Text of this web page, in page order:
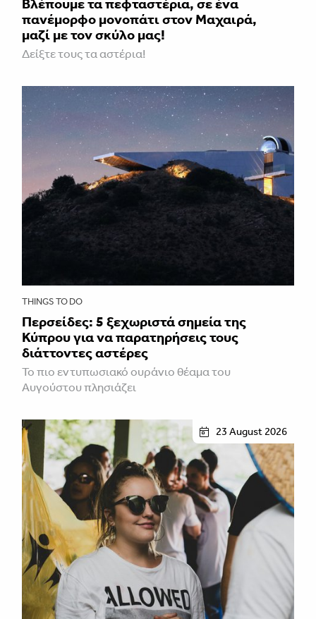
Βλέπουμε τα πεφταστέρια, σε ένα
πανέμορφο μονοπάτι στον Μαχαιρά,
μαζί με τον σκύλο μας!
Δείξτε τους τα αστέρια!
THINGS TO DO
Περσείδες: 5 ξεχωριστά σημεία της
Κύπρου για να παρατηρήσεις τους
διάττοντες αστέρες
Το πιο εντυπωσιακό ουράνιο θέαμα του
Αυγούστου πλησιάζει
23 August 2026